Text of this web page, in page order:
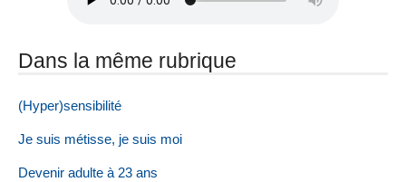
Dans la même rubrique
(Hyper)sensibilité
Je suis métisse, je suis moi
Devenir adulte à 23 ans